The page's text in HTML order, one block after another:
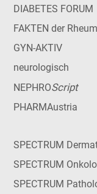
DIABETES FORUM
FAKTEN der
GYN-AKTIV
neurologisch
NEPHROScript
PHARMAustria
SPECTRUM
SPECTRUM
SPECTRUM